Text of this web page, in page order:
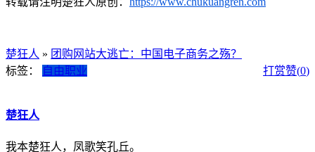
楚狂人 » 团购网站大逃亡：中国电子商务之殇？
打赏赞(0)
标签： 自由职业
楚狂人
我本楚狂人，凤歌笑孔丘。